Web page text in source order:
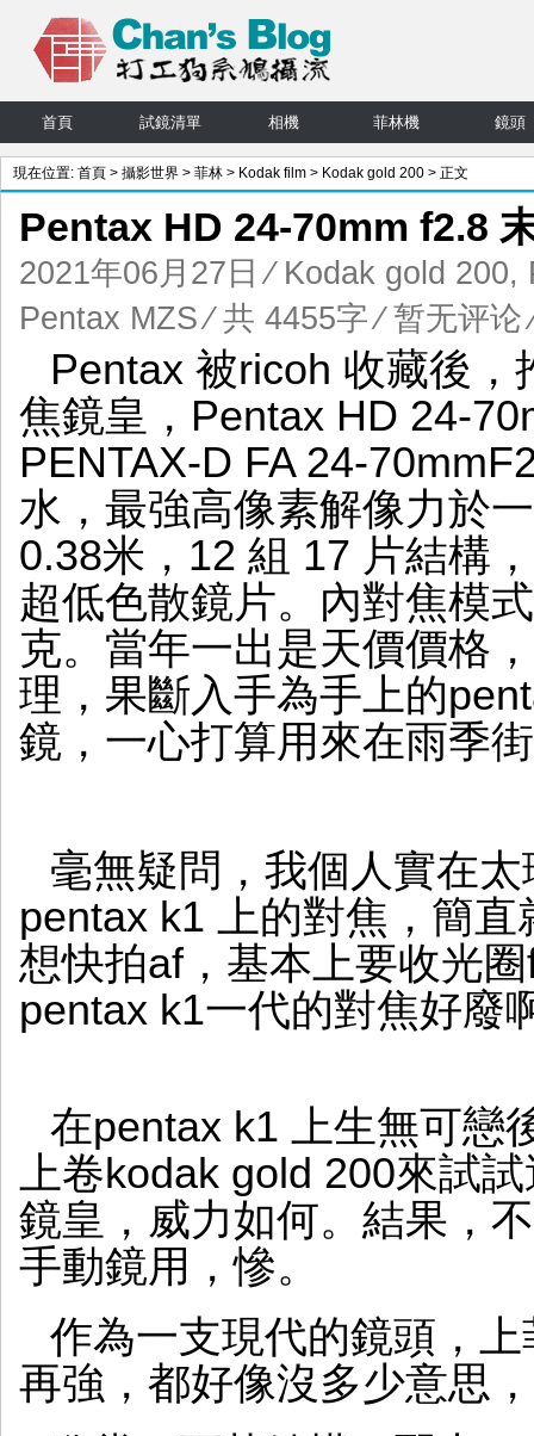
首頁 試鏡清單 相機 菲林機 鏡頭
現在位置: 首頁 > 攝影世界 > 菲林 > Kodak film > Kodak gold 200 > 正文
Pentax HD 24-70mm f2.8
2021年06月27日 ⁄ Kodak gold 200,
Pentax MZS⁄ 共 4455字⁄暂无评论
Pentax 被ricoh 收藏後
焦鏡皇，Pentax HD 24-
PENTAX-D FA 24-
水，最強高像素解像力於
0.38米，12 組 17 片結構
超低色散鏡片。內對焦模
克。當年一出是天價價格
理，果斷入手為手上的
鏡，一心打算用來在雨季
毫無疑問，我個人實在
pentax k1 上的對焦，簡
想快拍af，基本上要收光
pentax k1一代的對焦好廢
在pentax k1 上生無可戀
上卷kodak gold 200來試
鏡皇，威力如何。結果，
手動鏡用，慘。
作為一支現代的鏡頭，
再強，都好像沒多少意思